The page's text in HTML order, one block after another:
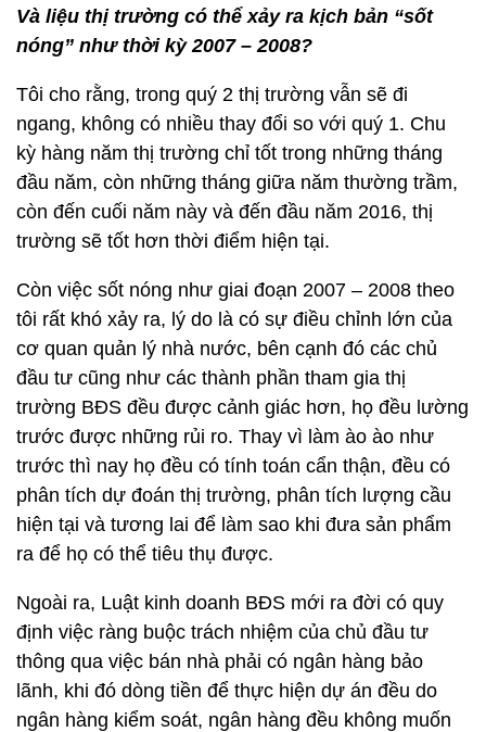
Và liệu thị trường có thể xảy ra kịch bản “sốt
nóng” như thời kỳ 2007 – 2008?
Tôi cho rằng, trong quý 2 thị trường vẫn sẽ đi
ngang, không có nhiều thay đổi so với quý 1. Chu
kỳ hàng năm thị trường chỉ tốt trong những tháng
đầu năm, còn những tháng giữa năm thường trầm,
còn đến cuối năm này và đến đầu năm 2016, thị
trường sẽ tốt hơn thời điểm hiện tại.
Còn việc sốt nóng như giai đoạn 2007 – 2008 theo
tôi rất khó xảy ra, lý do là có sự điều chỉnh lớn của
cơ quan quản lý nhà nước, bên cạnh đó các chủ
đầu tư cũng như các thành phần tham gia thị
trường BĐS đều được cảnh giác hơn, họ đều lường
trước được những rủi ro. Thay vì làm ào ào như
trước thì nay họ đều có tính toán cẩn thận, đều có
phân tích dự đoán thị trường, phân tích lượng cầu
hiện tại và tương lai để làm sao khi đưa sản phẩm
ra để họ có thể tiêu thụ được.
Ngoài ra, Luật kinh doanh BĐS mới ra đời có quy
định việc ràng buộc trách nhiệm của chủ đầu tư
thông qua việc bán nhà phải có ngân hàng bảo
lãnh, khi đó dòng tiền để thực hiện dự án đều do
ngân hàng kiểm soát, ngân hàng đều không muốn